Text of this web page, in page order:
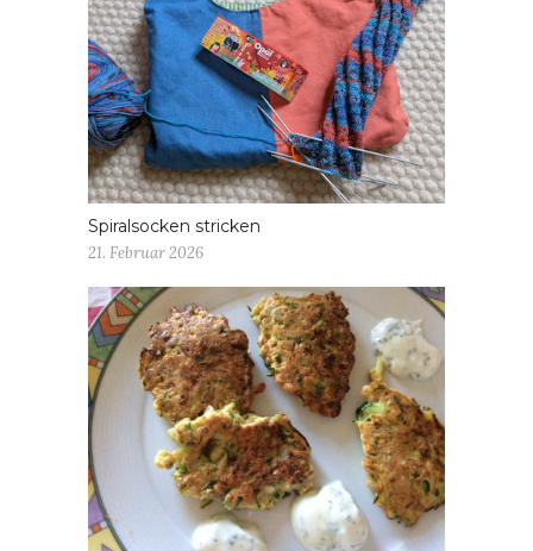
Spiralsocken stricken
21. Februar 2026